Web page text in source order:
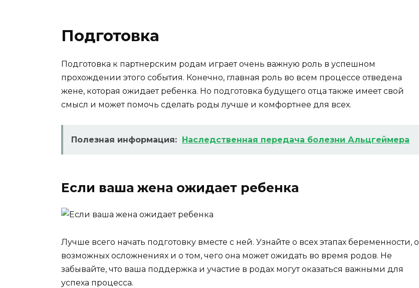
Подготовка
Подготовка к партнерским родам играет очень важную роль в успешном
прохождении этого события. Конечно, главная роль во всем процессе отведена
жене, которая ожидает ребенка. Но подготовка будущего отца также имеет свой
смысл и может помочь сделать роды лучше и комфортнее для всех.
Полезная информация: Наследственная передача болезни Альцгеймера
Если ваша жена ожидает ребенка
Лучше всего начать подготовку вместе с ней. Узнайте о всех этапах беременности, о
возможных осложнениях и о том, чего она может ожидать во время родов. Не
забывайте, что ваша поддержка и участие в родах могут оказаться важными для
успеха процесса.